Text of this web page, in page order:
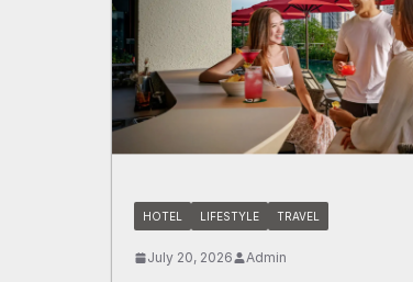
HOTEL LIFESTYLE TRAVEL
July 20, 2026 Admin